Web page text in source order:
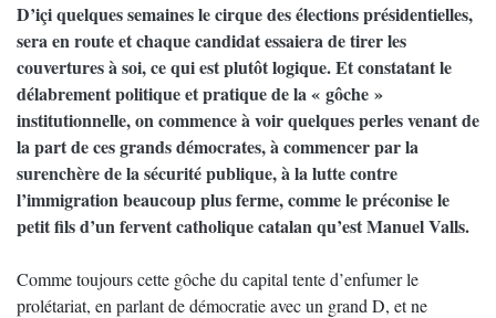
D’içi quelques semaines le cirque des élections présidentielles,
sera en route et chaque candidat essaiera de tirer les
couvertures à soi, ce qui est plutôt logique. Et constatant le
délabrement politique et pratique de la « gôche »
institutionnelle, on commence à voir quelques perles venant de
la part de ces grands démocrates, à commencer par la
surenchère de la sécurité publique, à la lutte contre
l’immigration beaucoup plus ferme, comme le préconise le
petit fils d’un fervent catholique catalan qu’est Manuel Valls.
Comme toujours cette gôche du capital tente d’enfumer le
prolétariat, en parlant de démocratie avec un grand D, et ne